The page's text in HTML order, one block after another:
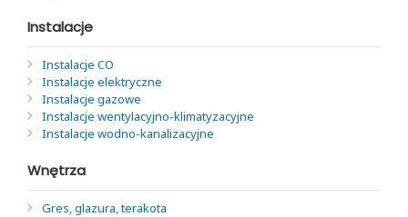
Instalacje
Instalacje CO
Instalacje elektryczne
Instalacje gazowe
Instalacje wentylacyjno-klimatyzacyjne
Instalacje wodno-kanalizacyjne
Wnętrza
Gres, glazura, terakota